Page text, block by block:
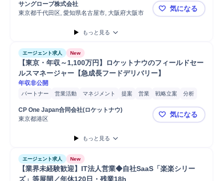
サングローブ株式会社
東京都千代田区, 愛知県名古屋市, 大阪府大阪市
未経験から
気になる
もっと見る
エージェント求人 New
【東京・年収～1,100万円】ロケットナウのフィールドセー
ルスマネージャー【急成長フードデリバリー】
年収非公開
パートナー 営業活動 マネジメント 提案 営業 戦略立案
分析
法人営業 開拓候補リストアップ
新規案件開拓
CP One Japan合同会社(ロケットナウ)
東京都港区
【東京・年
気になる
もっと見る
エージェント求人 New
【業界未経験歓迎】IT法人営業◆自社SaaS「楽楽シリー